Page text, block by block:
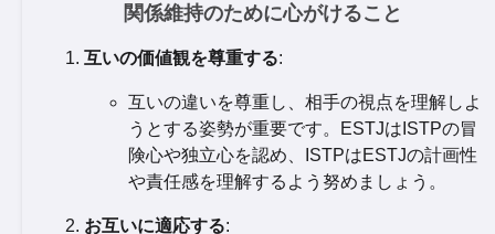
関係維持のために心がけること
互いの価値観を尊重する:
互いの違いを尊重し、相手の視点を理解しよ
うとする姿勢が重要です。ESTJはISTPの冒
険心や独立心を認め、ISTPはESTJの計画性
や責任感を理解するよう努めましょう。
お互いに適応する: